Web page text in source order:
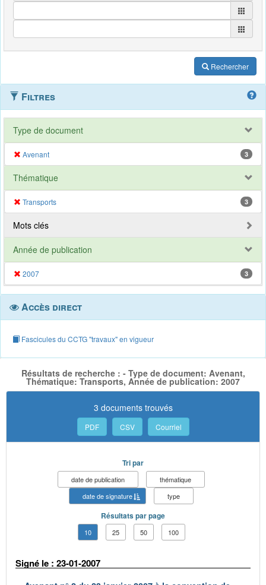
Rechercher
Filtres
Type de document
Avenant 3
Thématique
Transports 3
Mots clés
Année de publication
2007 3
Accès direct
Fascicules du CCTG "travaux" en vigueur
Résultats de recherche : - Type de document: Avenant,
Thématique: Transports, Année de publication: 2007
3 documents trouvés
PDF CSV Courriel
Tri par
date de publication
thématique
date de signature
type
Résultats par page
10 25 50 100
Signé le : 23-01-2007